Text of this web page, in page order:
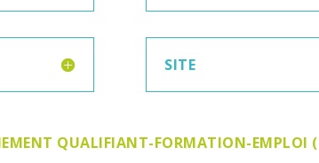
SITE
QUALIFIANT-FORMATION-EMPLOI